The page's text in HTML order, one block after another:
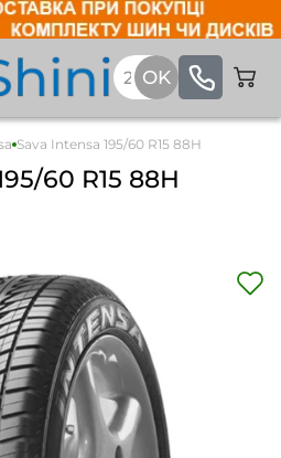
Sava Intensa 195/60 R15 88H
60 R15 88H